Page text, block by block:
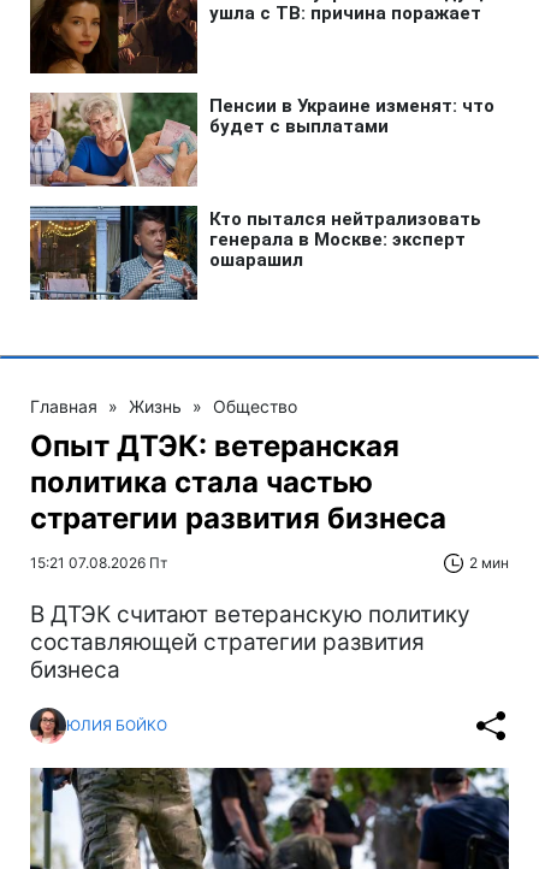
Главная » Жизнь » Общество
Опыт ДТЭК: ветеранская
политика стала частью
стратегии развития бизнеса
15:21 07.08.2026 Пт 2 мин
В ДТЭК считают ветеранскую политику
составляющей стратегии развития
бизнеса
ЮЛИЯ БОЙКО